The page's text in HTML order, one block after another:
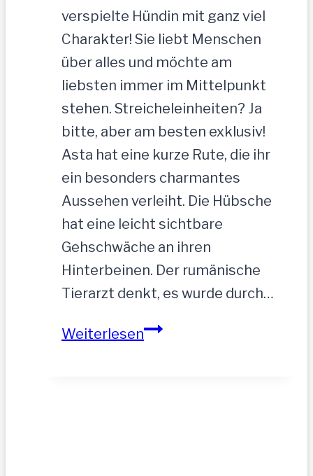
verspielte Hündin mit ganz viel
Charakter! Sie liebt Menschen
über alles und möchte am
liebsten immer im Mittelpunkt
stehen. Streicheleinheiten? Ja
bitte, aber am besten exklusiv!
Asta hat eine kurze Rute, die ihr
ein besonders charmantes
Aussehen verleiht. Die Hübsche
hat eine leicht sichtbare
Gehschwäche an ihren
Hinterbeinen. Der rumänische
Tierarzt denkt, es wurde durch…
WeiterlesenASTA